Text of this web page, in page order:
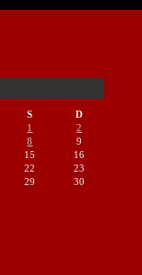
S
D
1
2
8
9
15
16
22
23
29
30